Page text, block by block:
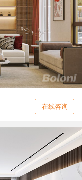
在线咨询